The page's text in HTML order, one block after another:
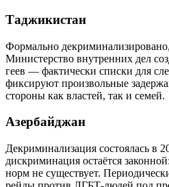
Таджикистан
Формально
Министерство внутренних дел
геев — фактически списки для
фиксируют произвольные
стороны как властей, так и семей.
Азербайджан
Декриминализация состоялась в
дискриминация остаётся
норм не существует.